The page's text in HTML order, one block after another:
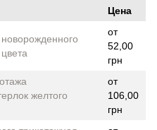
Цена
от
52,00
грн
желтого
от
106,00
грн